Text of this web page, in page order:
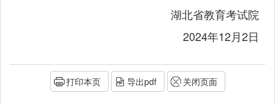
湖北省教育考试院
2024年12月2日
打印本页 导出pdf 关闭页面